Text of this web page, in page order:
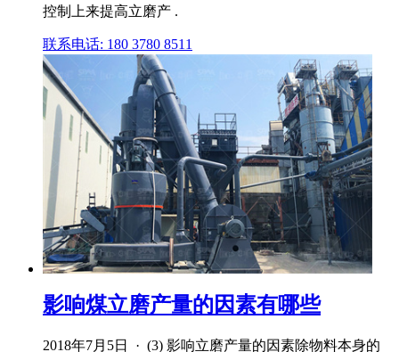
控制上来提高立磨产 .
联系电话: 180 3780 8511
影响煤立磨产量的因素有哪些
2018年7月5日 · (3) 影响立磨产量的因素除物料本身的